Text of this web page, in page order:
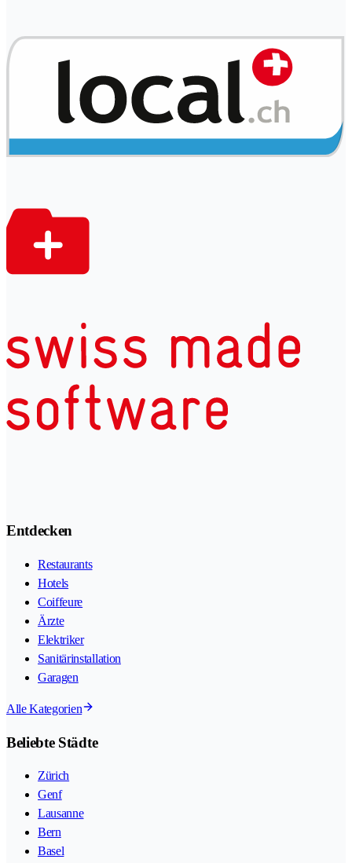
Entdecken
Restaurants
Hotels
Coiffeure
Ärzte
Elektriker
Sanitärinstallation
Garagen
Alle Kategorien
Beliebte Städte
Zürich
Genf
Lausanne
Bern
Basel